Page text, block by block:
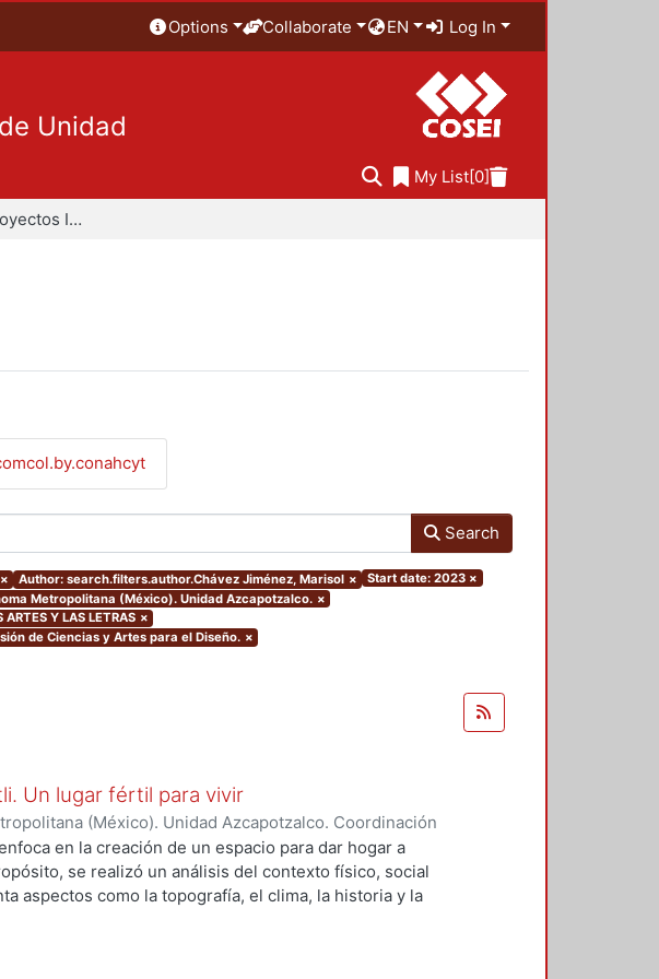
Options Collaborate EN Log In
Unidad
My List[0]
Arquitectura - Proyectos Integrales
Search
× Author: search.filters.author.Chávez Jiménez, Marisol × Start date: 2023 ×
Metropolitana (México). Unidad Azcapotzalco. ×
Y LAS LETRAS ×
de Ciencias y Artes para el Diseño. ×
Un lugar fértil para vivir
(México). Unidad Azcapotzalco. Coordinación
,2023-06-30)Campa Cruz, Claudia Alondra;Arce
Jiménez, Marisol
en la creación de un espacio para dar hogar a
se realizó un análisis del contexto físico, social
aspectos como la topografía, el clima, la historia y la